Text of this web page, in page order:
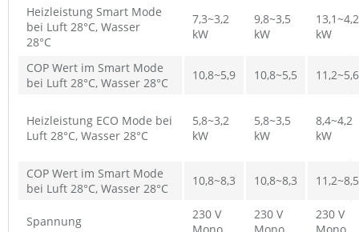
Heizleistung Smart Mode
bei Luft 28°C, Wasser
28°C
7,3~3,2
kW
9,8~3,5
kW
13,1~4,2
kW
COP Wert im Smart Mode
bei Luft 28°C, Wasser 28°C
10,8~5,9 10,8~5,5 11,2~5,6
Heizleistung ECO Mode bei
Luft 28°C, Wasser 28°C
5,8~3,2
kW
5,8~3,5
kW
8,4~4,2
kW
COP Wert im Smart Mode
bei Luft 28°C, Wasser 28°C
10,8~8,3 10,8~8,3 11,2~8,5
Spannung
230 V
230 V
230 V